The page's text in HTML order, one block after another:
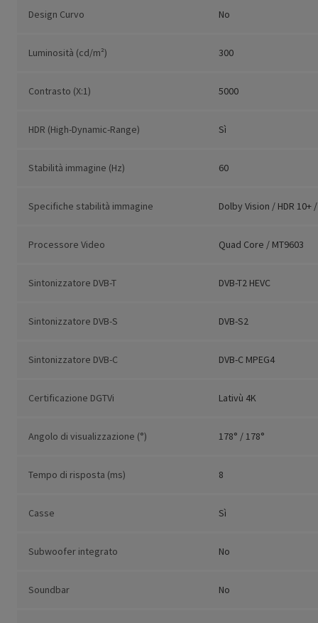
Design Curvo No
Luminosità (cd/m²) 300
Contrasto (X:1) 5000
HDR (High-Dynamic-Range) Sì
Stabilità immagine (Hz) 60
Specifiche stabilità immagine Dolby Vision / HDR 10+ /
Processore Video Quad Core / MT9603
Sintonizzatore DVB-T DVB-T2 HEVC
Sintonizzatore DVB-S DVB-S2
Sintonizzatore DVB-C DVB-C MPEG4
Certificazione DGTVi Lativù 4K
Angolo di visualizzazione (°) 178° / 178°
Tempo di risposta (ms) 8
Casse Sì
Subwoofer integrato No
Soundbar No